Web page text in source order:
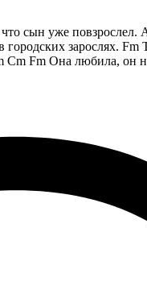
сын уже повзрослел.
зарослях. Fm
Cm Fm Она любила, он